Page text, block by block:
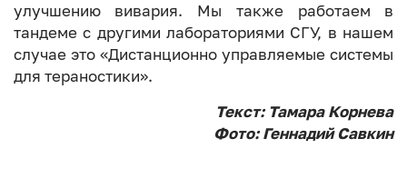
улучшению вивария. Мы также работаем в
тандеме с другими лабораториями СГУ, в нашем
случае это «Дистанционно управляемые системы
для тераностики».
Текст: Тамара Корнева
Фото: Геннадий Савкин